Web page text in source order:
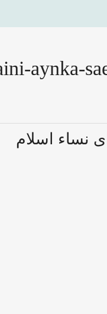
aynka-
نساء اسلام